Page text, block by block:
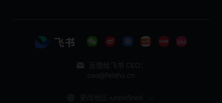
反馈给飞书 CEO：
ceo@feishu.cn